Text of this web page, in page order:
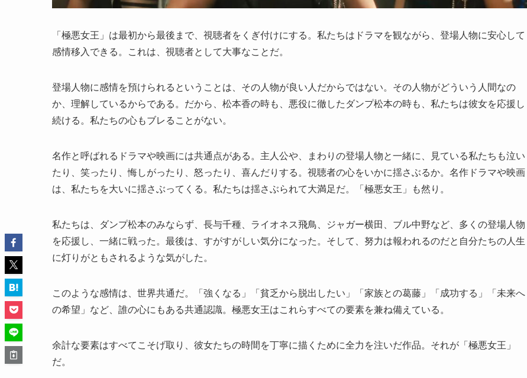
「極悪女王」は最初から最後まで、視聴者をくぎ付けにする。私たちはドラマを観ながら、登場人物に安心して
感情移入できる。これは、視聴者として大事なことだ。
登場人物に感情を預けられるということは、その人物が良い人だからではない。その人物がどういう人間なの
か、理解しているからである。だから、松本香の時も、悪役に徹したダンプ松本の時も、私たちは彼女を応援し
続ける。私たちの心もブレることがない。
名作と呼ばれるドラマや映画には共通点がある。主人公や、まわりの登場人物と一緒に、見ている私たちも泣い
たり、笑ったり、悔しがったり、怒ったり、喜んだりする。視聴者の心をいかに揺さぶるか。名作ドラマや映画
は、私たちを大いに揺さぶってくる。私たちは揺さぶられて大満足だ。「極悪女王」も然り。
私たちは、ダンプ松本のみならず、長与千種、ライオネス飛鳥、ジャガー横田、ブル中野など、多くの登場人物
を応援し、一緒に戦った。最後は、すがすがしい気分になった。そして、努力は報われるのだと自分たちの人生
に灯りがともされるような気がした。
このような感情は、世界共通だ。「強くなる」「貧乏から脱出したい」「家族との葛藤」「成功する」「未来へ
の希望」など、誰の心にもある共通認識。極悪女王はこれらすべての要素を兼ね備えている。
余計な要素はすべてこそげ取り、彼女たちの時間を丁寧に描くために全力を注いだ作品。それが「極悪女王」
だ。